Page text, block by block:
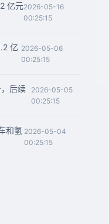
亿元2026-05-16
00:25:15
亿 2026-05-06
00:25:15
后续
2026-05-05
00:25:15
和氢 2026-05-04
00:25:15